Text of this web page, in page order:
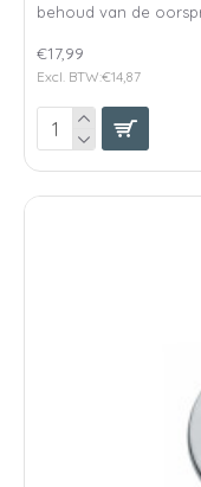
behoud van de
€17,99
Excl. BTW:€14,87